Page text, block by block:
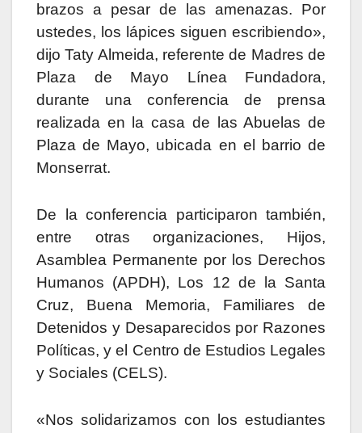
brazos a pesar de las amenazas. Por
ustedes, los lápices siguen escribiendo»,
dijo Taty Almeida, referente de Madres de
Plaza de Mayo Línea Fundadora,
durante una conferencia de prensa
realizada en la casa de las Abuelas de
Plaza de Mayo, ubicada en el barrio de
Monserrat.
De la conferencia participaron también,
entre otras organizaciones, Hijos,
Asamblea Permanente por los Derechos
Humanos (APDH), Los 12 de la Santa
Cruz, Buena Memoria, Familiares de
Detenidos y Desaparecidos por Razones
Políticas, y el Centro de Estudios Legales
y Sociales (CELS).
«Nos solidarizamos con los estudiantes